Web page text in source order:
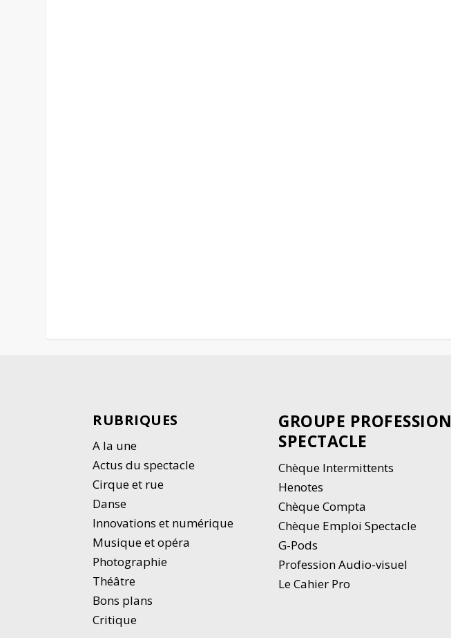
RUBRIQUES
A la une
Actus du spectacle
Cirque et rue
Danse
Innovations et numérique
Musique et opéra
Photographie
Théâtre
Bons plans
Critique
GROUPE PROFESSION
SPECTACLE
Chèque Intermittents
Henotes
Chèque Compta
Chèque Emploi Spectacle
G-Pods
Profession Audio-visuel
Le Cahier Pro